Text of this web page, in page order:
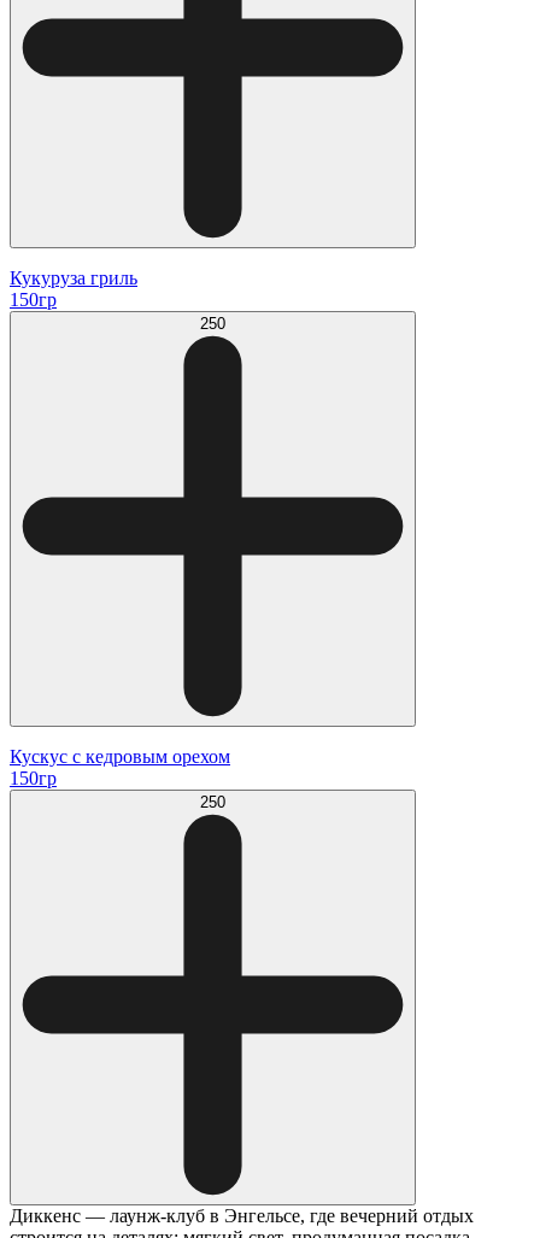
Кукуруза гриль
150гр
250
Кускус с кедровым орехом
150гр
250
Диккенс — лаунж-клуб в Энгельсе, где вечерний отдых